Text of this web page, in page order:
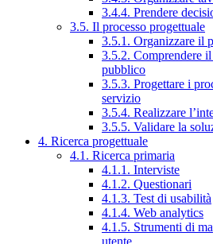
3.4.4. Prendere
3.5. Il processo progettuale
3.5.1. Organizzare il
3.5.2. Comprendere
pubblico
3.5.3. Progettare i
servizio
3.5.4. Realizzare
3.5.5. Validare la
4. Ricerca progettuale
4.1. Ricerca primaria
4.1.1. Interviste
4.1.2. Questionari
4.1.3. Test di usabilità
4.1.4. Web analytics
4.1.5. Strumenti di
utente